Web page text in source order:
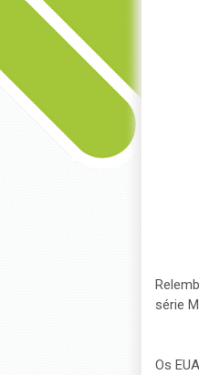
série
Os